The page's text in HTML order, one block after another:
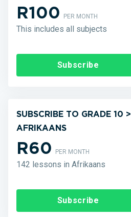
R100PER MONTH
This includes all subjects
Subscribe
SUBSCRIBE TO GRADE 10 >
AFRIKAANS
R60PER MONTH
142 lessons in Afrikaans
Subscribe